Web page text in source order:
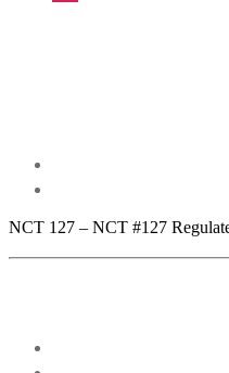
NCT 127 – NCT #127